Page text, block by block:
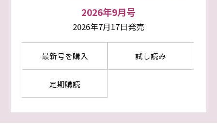
2026年9月号
2026年7月17日発売
最新号を購入 試し読み
定期購読